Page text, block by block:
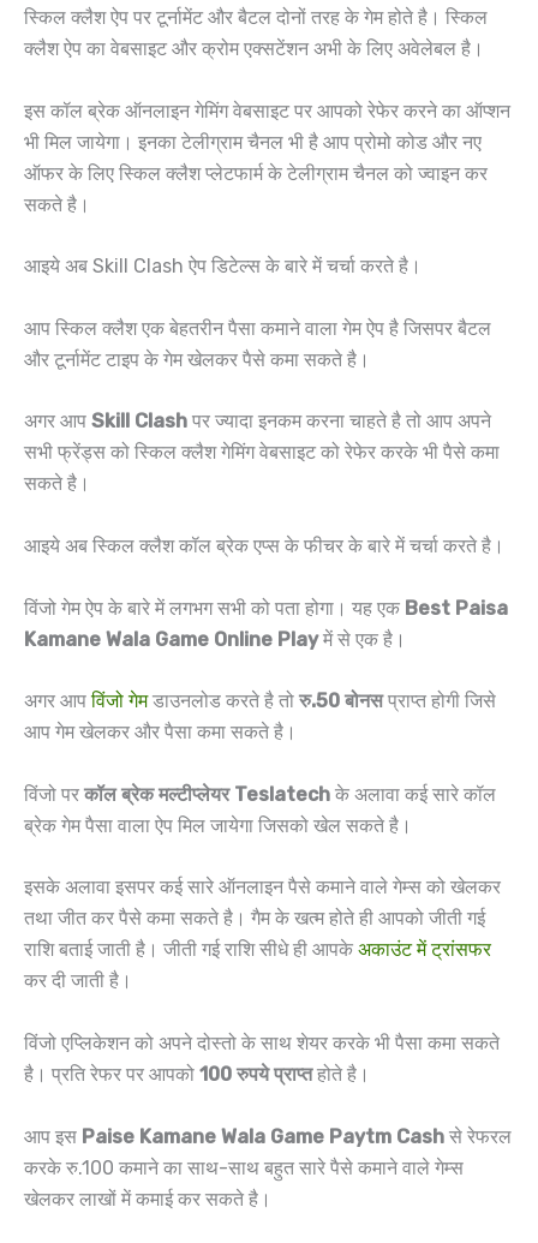
स्किल क्लैश ऐप पर टूर्नामेंट और बैटल दोनों तरह के गेम होते है। स्किल
क्लैश ऐप का वेबसाइट और क्रोम एक्सटेंशन अभी के लिए अवेलेबल है।
इस कॉल ब्रेक ऑनलाइन गेमिंग वेबसाइट पर आपको रेफेर करने का ऑप्शन
भी मिल जायेगा। इनका टेलीग्राम चैनल भी है आप प्रोमो कोड और नए
ऑफर के लिए स्किल क्लैश प्लेटफार्म के टेलीग्राम चैनल को ज्वाइन कर
सकते है।
आइये अब Skill Clash ऐप डिटेल्स के बारे में चर्चा करते है।
आप स्किल क्लैश एक बेहतरीन पैसा कमाने वाला गेम ऐप है जिसपर बैटल
और टूर्नामेंट टाइप के गेम खेलकर पैसे कमा सकते है।
अगर आप Skill Clash पर ज्यादा इनकम करना चाहते है तो आप अपने
सभी फ्रेंड्स को स्किल क्लैश गेमिंग वेबसाइट को रेफेर करके भी पैसे कमा
सकते है।
आइये अब स्किल क्लैश कॉल ब्रेक एप्स के फीचर के बारे में चर्चा करते है।
विंजो गेम ऐप के बारे में लगभग सभी को पता होगा। यह एक Best Paisa
Kamane Wala Game Online Playमें से एक है।
अगर आपविंजो गेमडाउनलोड करते है तो रु.50 बोनसप्राप्त होगी जिसे
आप गेम खेलकर और पैसा कमा सकते है।
विंजो पर कॉल ब्रेक मल्टीप्लेयर Teslatech के अलावा कई सारे कॉल
ब्रेक गेम पैसा वाला ऐप मिल जायेगा जिसको खेल सकते है।
इसके अलावा इसपर कई सारे ऑनलाइन पैसे कमाने वाले गेम्स को खेलकर
तथा जीत कर पैसे कमा सकते है। गैम के खत्म होते ही आपको जीती गई
राशि बताई जाती है। जीती गई राशि सीधे ही आपके अकाउंट में ट्रांसफर
कर दी जाती है।
विंजो एप्लिकेशन को अपने दोस्तो के साथ शेयर करके भी पैसा कमा सकते
है। प्रति रेफर पर आपको 100 रुपये प्राप्तहोते है।
आप इस Paise Kamane Wala Game Paytm Cash से रेफरल
करके रु.100 कमाने का साथ-साथ बहुत सारे पैसे कमाने वाले गेम्स
खेलकर लाखों में कमाई कर सकते है।